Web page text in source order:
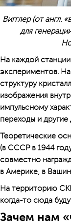
Вигглер (от англ.
для
На каждой
экспериментов.
структуру
изображения
импульсному
переходы и
Теоретические
(в СССР в 1944
совместно
в Америке, в
На территорию
когда-то сюда
Зачем нам